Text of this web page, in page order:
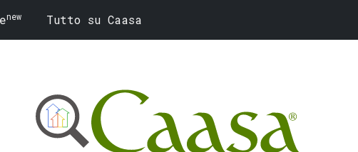
new Tutto su Caasa